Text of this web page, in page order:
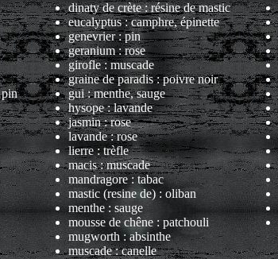
pin
dinaty de crète : résine de mastic
eucalyptus : camphre, épinette
genevrier : pin
geranium : rose
girofle : muscade
graine de paradis : poivre noir
gui : menthe, sauge
hysope : lavande
jasmin : rose
lavande : rose
lierre : trèfle
macis : muscade
mandragore : tabac
mastic (resine de) : oliban
menthe : sauge
mousse de chêne : patchouli
mugworth : absinthe
muscade : canelle